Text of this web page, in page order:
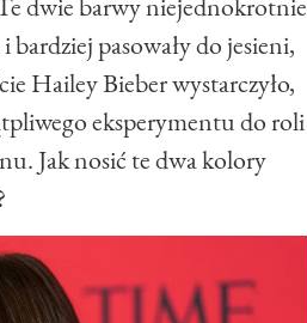
bardziej pasowały do jesieni,
Hailey Bieber wystarczyło,
eksperymentu do roli
Jak nosić te dwa kolory